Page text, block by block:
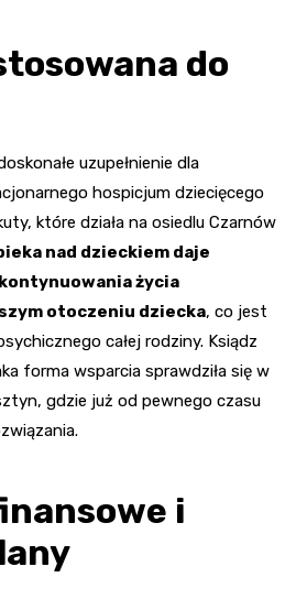
do
uzupełnienie dla
hospicjum dziecięcego
które działa na osiedlu Czarnów
nad dzieckiem daje
życia
otoczeniu dziecka, co jest
całej rodziny. Ksiądz
forma wsparcia sprawdziła się w
gdzie już od pewnego czasu
i